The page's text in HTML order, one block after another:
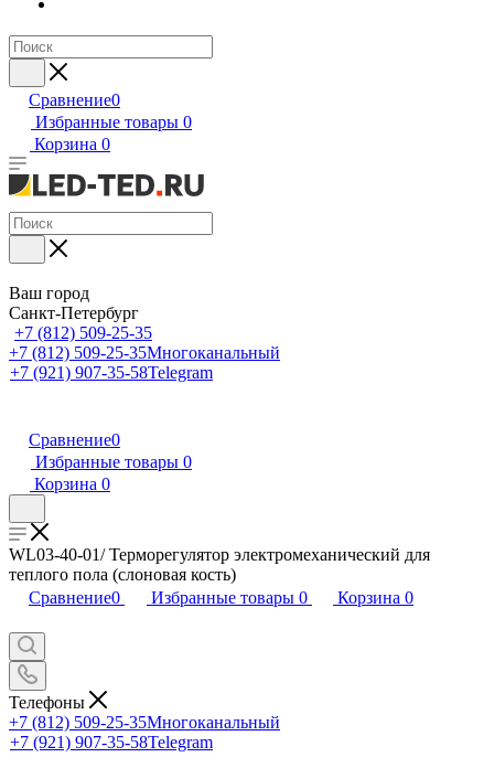
Сравнение0
Избранные товары 0
Корзина 0
Ваш город
Санкт-Петербург
+7 (812) 509-25-35
+7 (812) 509-25-35Многоканальный
+7 (921) 907-35-58Telegram
Сравнение0
Избранные товары 0
Корзина 0
WL03-40-01/ Терморегулятор электромеханический для
теплого пола (слоновая кость)
Сравнение0 Избранные товары 0 Корзина 0
Телефоны
+7 (812) 509-25-35Многоканальный
+7 (921) 907-35-58Telegram